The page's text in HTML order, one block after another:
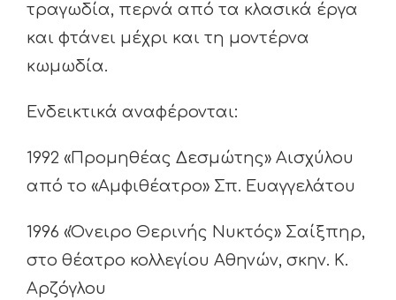
τραγωδία, περνά από τα κλασικά έργα
και φτάνει μέχρι και τη μοντέρνα
κωμωδία.
Ενδεικτικά αναφέρονται:
1992 «Προμηθέας Δεσμώτης» Αισχύλου
από το «Αμφιθέατρο» Σπ. Ευαγγελάτου
1996 «Όνειρο Θερινής Νυκτός» Σαίξπηρ,
στο θέατρο κολλεγίου Αθηνών, σκην. Κ.
Αρζόγλου